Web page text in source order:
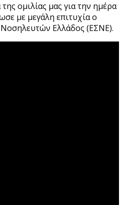
ομιλίας μας για την ημέρα
με μεγάλη επιτυχία ο
Ελλάδος (ΕΣΝΕ).